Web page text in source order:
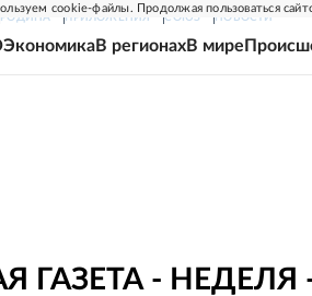
cookie-файлы. Продолжая пользоваться
РОДИНА ПРИЛОЖЕНИЯ СОЮЗ НОВОСТИ
ЭкономикаВ регионахВ мире
ГАЗЕТА - НЕДЕЛЯ